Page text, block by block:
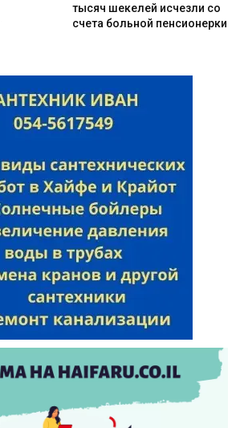
тысяч шекелей исчезли со
счета больной пенсионерки